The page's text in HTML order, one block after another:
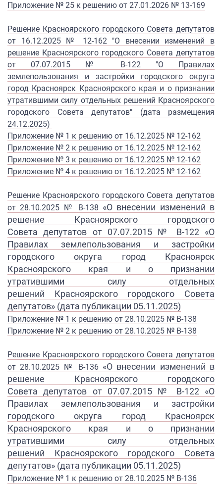
Приложение № 25 к решению от 27.01.2026 № 13-169
Решение Красноярского городского Совета депутатов
от 16.12.2025 № 12-162 "О внесении изменений в
решение Красноярского городского Совета депутатов
от 07.07.2015 № В-122 "О Правилах
землепользования и застройки городского округа
город Красноярск Красноярского края и о признании
утратившими силу отдельных решений Красноярского
городского Совета депутатов" (дата размещения
24.12.2025)
Приложение № 1 к решению от 16.12.2025 № 12-162
Приложение № 2 к решению от 16.12.2025 № 12-162
Приложение № 3 к решению от 16.12.2025 № 12-162
Приложение № 4 к решению от 16.12.2025 № 12-162
Решение Красноярского городского Совета депутатов
от 28.10.2025 № В-138 «О внесении изменений в
решение Красноярского городского
Советадепутатов от 07.07.2015 № В-122 «О
Правилах землепользования и застройки
городского округа город Красноярск
Красноярского края и о признании
утратившими силу отдельных
решений Красноярского городского Совета
депутатов» (дата публикации 05.11.2025)
Приложение № 1 к решению от 28.10.2025 № В-138
Приложение № 2 к решению от 28.10.2025 № В-138
Решение Красноярского городского Совета депутатов
от 28.10.2025 № В-136 «О внесении изменений в
решение Красноярского городского
Советадепутатов от 07.07.2015 № В-122 «О
Правилах землепользования и застройки
городского округа город Красноярск
Красноярского края и о признании
утратившими силу отдельных
решений Красноярского городского Совета
депутатов» (дата публикации 05.11.2025)
Приложение № 1 к решению от 28.10.2025 № В-136